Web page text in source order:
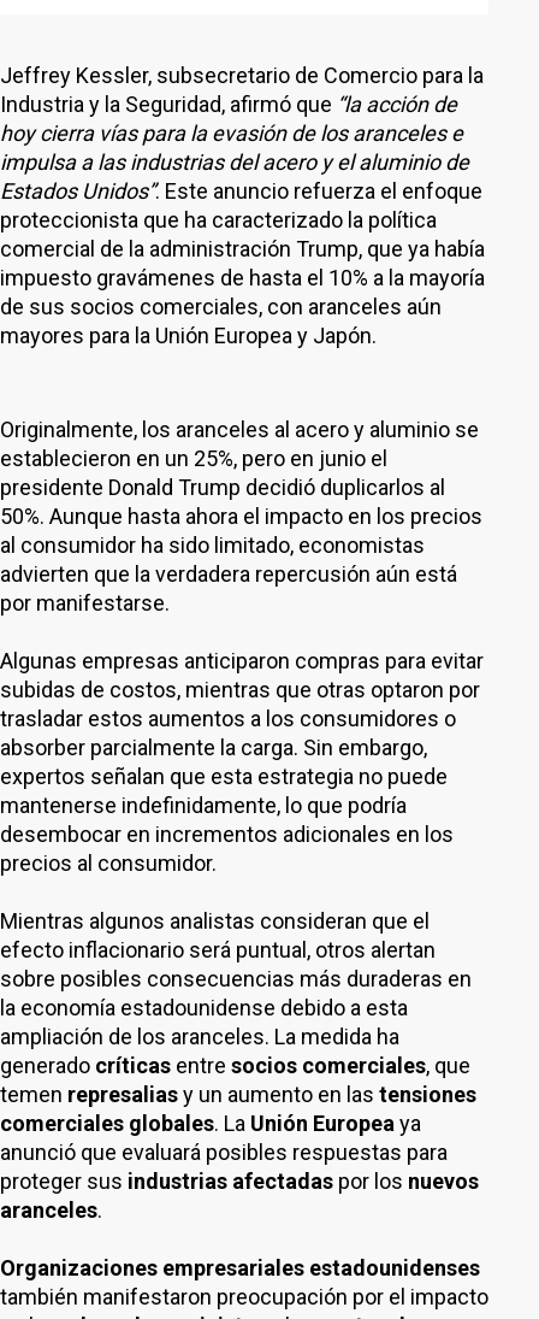
Jeffrey Kessler, subsecretario de Comercio para la
Industria y la Seguridad, afirmó que “la acción de
hoy cierra vías para la evasión de los aranceles e
impulsa a las industrias del acero y el aluminio de
Estados Unidos”. Este anuncio refuerza el enfoque
proteccionista que ha caracterizado la política
comercial de la administración Trump, que ya había
impuesto gravámenes de hasta el 10% a la mayoría
de sus socios comerciales, con aranceles aún
mayores para la Unión Europea y Japón.
Originalmente, los aranceles al acero y aluminio se
establecieron en un 25%, pero en junio el
presidente Donald Trump decidió duplicarlos al
50%. Aunque hasta ahora el impacto en los precios
al consumidor ha sido limitado, economistas
advierten que la verdadera repercusión aún está
por manifestarse.
Algunas empresas anticiparon compras para evitar
subidas de costos, mientras que otras optaron por
trasladar estos aumentos a los consumidores o
absorber parcialmente la carga. Sin embargo,
expertos señalan que esta estrategia no puede
mantenerse indefinidamente, lo que podría
desembocar en incrementos adicionales en los
precios al consumidor.
Mientras algunos analistas consideran que el
efecto inflacionario será puntual, otros alertan
sobre posibles consecuencias más duraderas en
la economía estadounidense debido a esta
ampliación de los aranceles. La medida ha
generado críticas entre socios comerciales, que
temen represaliasy un aumento en las tensiones
comerciales globales. La Unión Europea ya
anunció que evaluará posibles respuestas para
proteger sus industrias afectadas por los nuevos
aranceles.
Organizaciones empresariales estadounidenses
también manifestaron preocupación por el impacto